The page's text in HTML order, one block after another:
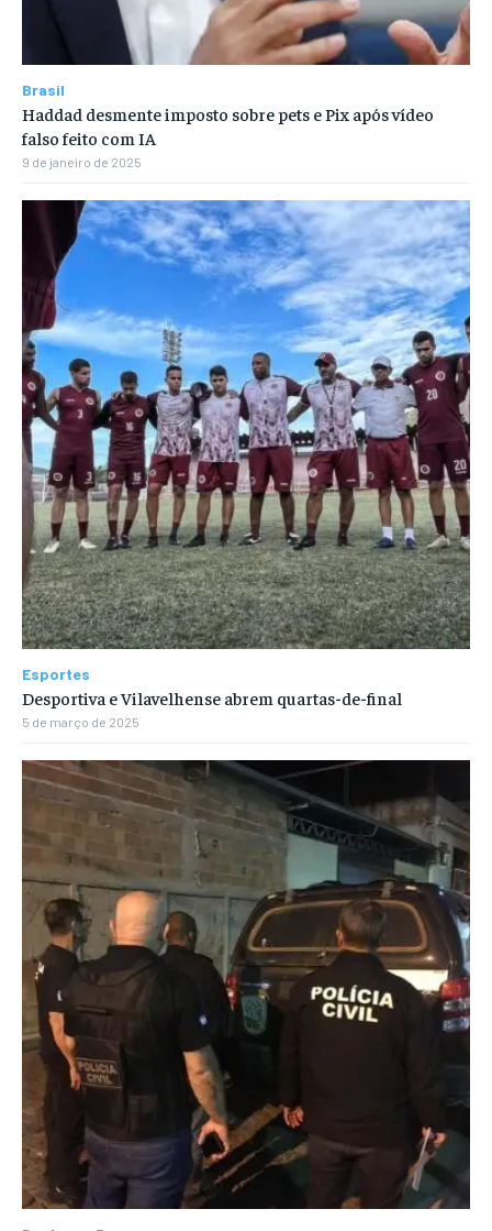
Brasil
Haddad desmente imposto sobre pets e Pix após vídeo
falso feito com IA
9 de janeiro de 2025
Esportes
Desportiva e Vilavelhense abrem quartas-de-final
5 de março de 2025